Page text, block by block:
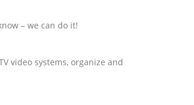
– we can do it!
video systems, organize and